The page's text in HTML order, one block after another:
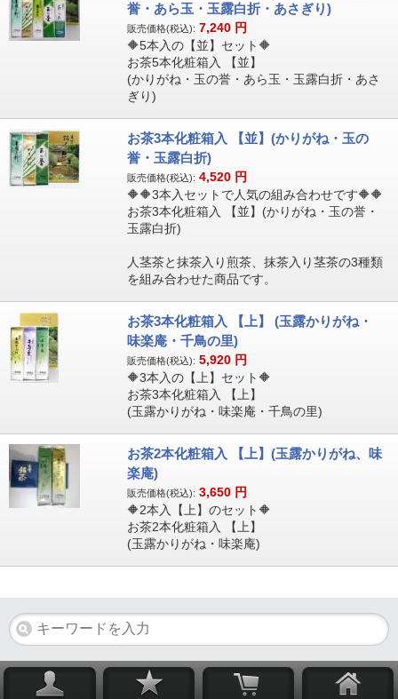
誉・あら玉・玉露白折・あさぎり)
販売価格(税込): 7,240 円
🔶5本入の【並】セット🔶
お茶5本化粧箱入 【並】
(かりがね・玉の誉・あら玉・玉露白折・あさ
ぎり)
お茶3本化粧箱入 【並】(かりがね・玉の
誉・玉露白折)
販売価格(税込): 4,520 円
🔶🔶3本入セットで人気の組み合わせです🔶🔶
お茶3本化粧箱入 【並】(かりがね・玉の誉・
玉露白折)
人茎茶と抹茶入り煎茶、抹茶入り茎茶の3種類
を組み合わせた商品です。
お茶3本化粧箱入 【上】 (玉露かりがね・
味楽庵・千鳥の里)
販売価格(税込): 5,920 円
🔶3本入の【上】セット🔶
お茶3本化粧箱入 【上】
(玉露かりがね・味楽庵・千鳥の里)
お茶2本化粧箱入 【上】(玉露かりがね、味
楽庵)
販売価格(税込): 3,650 円
🔶2本入【上】のセット🔶
お茶2本化粧箱入 【上】
(玉露かりがね・味楽庵)